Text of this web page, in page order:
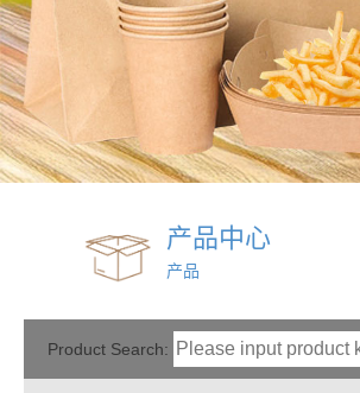
产品中心
产品
Product Search: